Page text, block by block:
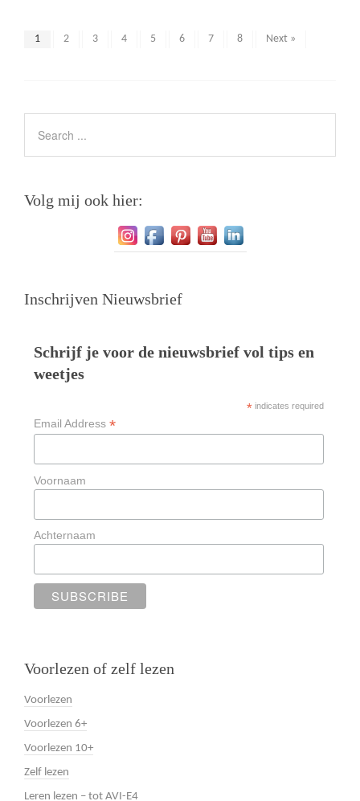
1 2 3 4 5 6 7 8 Next »
Volg mij ook hier:
Inschrijven Nieuwsbrief
Schrijf je voor de nieuwsbrief vol tips en
weetjes
*indicates required
Email Address *
Voornaam
Achternaam
Voorlezen of zelf lezen
Voorlezen
Voorlezen 6+
Voorlezen 10+
Zelf lezen
Leren lezen – tot AVI-E4